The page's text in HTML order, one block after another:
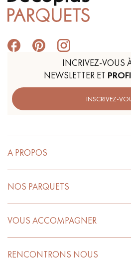
INCRIVEZ-VOUS
NEWSLETTER ET
INSCRIVEZ-
A PROPOS
NOS PARQUETS
VOUS ACCOMPAGNER
RENCONTRONS NOUS